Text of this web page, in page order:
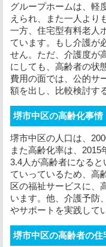
グループホームは、軽
えられ、また一人より
一方、住宅型有料老人
ています。もし介護が
せん。ただ、介護度が
にしても、高齢者の状
費用の面では、公的サ
額を出し、比較検討す
堺市中区の高齢化事情
堺市中区の人口は、
また高齢化率は、
3.4人が高齢者になる
ていっているため、高
区の福祉サービスに、
います。他、介護予防
やサポートを実践して
堺市中区の高齢者の住